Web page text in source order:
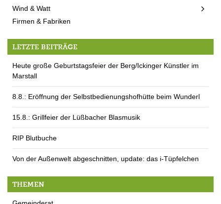
Wind & Watt
Firmen & Fabriken
LETZTE BEITRÄGE
Heute große Geburtstagsfeier der Berg/Ickinger Künstler im
Marstall
8.8.: Eröffnung der Selbstbedienungshofhütte beim Wunderl
15.8.: Grillfeier der Lüßbacher Blasmusik
RIP Blutbuche
Von der Außenwelt abgeschnitten, update: das i-Tüpfelchen
THEMEN